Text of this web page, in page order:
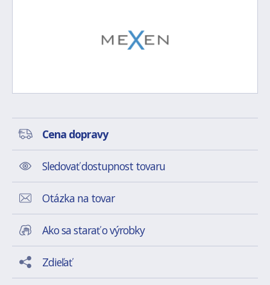
Cena dopravy
Sledovať dostupnost tovaru
Otázka na tovar
Ako sa starať o výrobky
Zdieľať